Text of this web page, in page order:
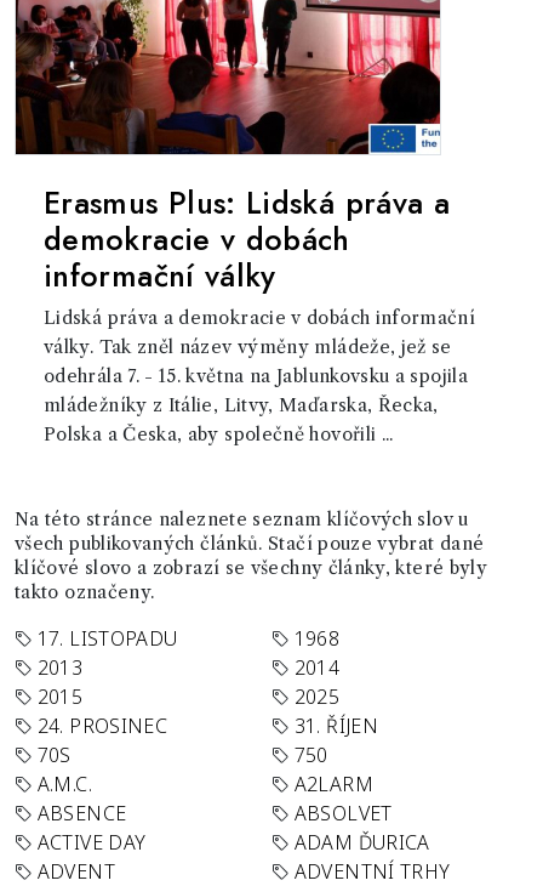
Erasmus Plus: Lidská práva a
demokracie v dobách
informační války
Lidská práva a demokracie v dobách informační
války. Tak zněl název výměny mládeže, jež se
odehrála 7. - 15. května na Jablunkovsku a spojila
mládežníky z Itálie, Litvy, Maďarska, Řecka,
Polska a Česka, aby společně hovořili ...
Na této stránce naleznete seznam klíčových slov u
všech publikovaných článků. Stačí pouze vybrat dané
klíčové slovo a zobrazí se všechny články, které byly
takto označeny.
17. LISTOPADU
1968
2013
2014
2015
2025
24. PROSINEC
31. ŘÍJEN
70S
750
A.M.C.
A2LARM
ABSENCE
ABSOLVET
ACTIVE DAY
ADAM ĎURICA
ADVENT
ADVENTNÍ TRHY